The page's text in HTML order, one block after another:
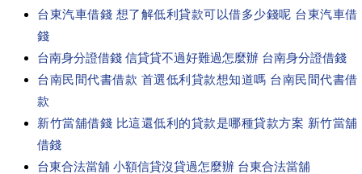
台東汽車借錢 想了解低利貸款可以借多少錢呢 台東汽車借
錢
台南身分證借錢 信貸貸不過好難過怎麼辦 台南身分證借錢
台南民間代書借款 首選低利貸款想知道嗎 台南民間代書借
款
新竹當舖借錢 比這還低利的貸款是哪種貸款方案 新竹當舖
借錢
台東合法當舖 小額信貸沒貸過怎麼辦 台東合法當舖